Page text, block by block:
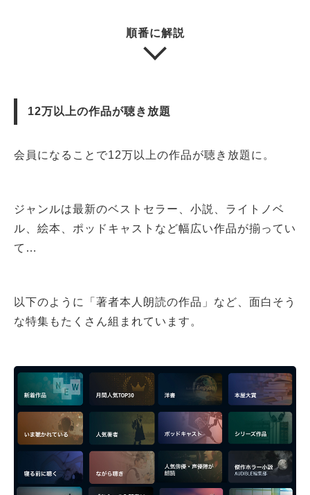
順番に解説
12万以上の作品が聴き放題
会員になることで12万以上の作品が聴き放題に。
ジャンルは最新のベストセラー、小説、ライトノベ
ル、絵本、ポッドキャストなど幅広い作品が揃ってい
て…
以下のように「著者本人朗読の作品」など、面白そう
な特集もたくさん組まれています。